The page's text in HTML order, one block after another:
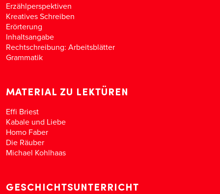
Erzählperspektiven
Kreatives Schreiben
Erörterung
Inhaltsangabe
Rechtschreibung: Arbeitsblätter
Grammatik
MATERIAL ZU LEKTÜREN
Effi Briest
Kabale und Liebe
Homo Faber
Die Räuber
Michael Kohlhaas
GESCHICHTSUNTERRICHT